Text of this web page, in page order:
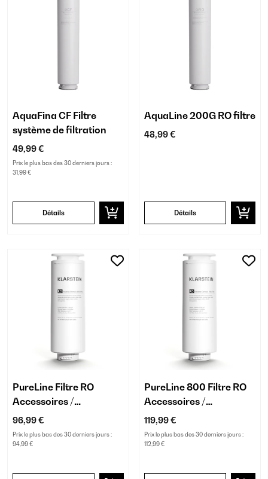
AquaFina CF Filtre
système de filtration
49,99 €
Prix le plus bas des 30 derniers jours :
31,99 €
Détails
AquaLine 200G RO filtre
48,99 €
Détails
PureLine Filtre RO
Accessoires /
Remplacement
96,99 €
Prix le plus bas des 30 derniers jours :
94,99 €
PureLine 800 Filtre RO
Accessoires /
Remplacement
119,99 €
Prix le plus bas des 30 derniers jours :
112,99 €